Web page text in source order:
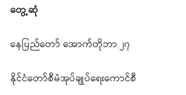
တွေ့ဆုံ
နေပြည်တော် အောက်တိုဘာ ၂၇
နိုင်ငံတော်စီမံအုပ်ချုပ်ရေးကောင်စီ